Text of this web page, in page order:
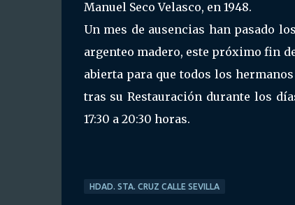
Manuel Seco Velasco, en 1948.
Un mes de ausencias han pasado
argenteo madero, este próximo fin
abierta para que todos los
tras su Restauración durante los
17:30 a 20:30 horas.
HDAD. STA. CRUZ CALLE SEVILLA